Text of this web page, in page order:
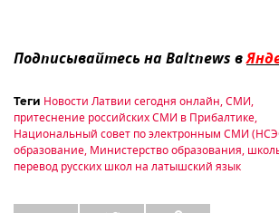
Подписывайтесь на Baltnews в
Теги Новости Латвии сегодня онлайн,СМИ,
притеснение российских СМИ в Прибалтике,
Национальный совет по электронным СМИ
образование, Министерство образования,
перевод русских школ на латышский язык